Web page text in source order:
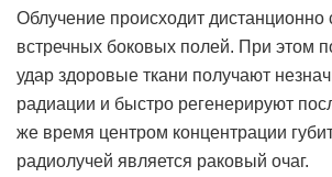
Облучение происходит дистанционно
встречных боковых полей. При этом
удар здоровые ткани получают
радиации и быстро регенерируют
же время центром концентрации
радиолучей является раковый очаг.